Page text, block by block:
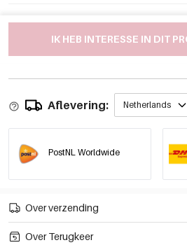
IK HEB INTERESSE IN DIT
Aflevering: Netherlands
PostNL Worldwide
Over verzending
Over Terugkeer